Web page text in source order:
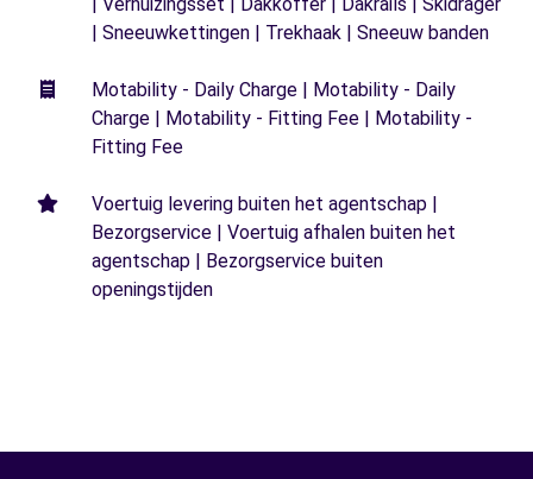
| Sneeuwkettingen | Trekhaak | Sneeuw banden
Motability - Daily Charge | Motability - Daily
Charge | Motability - Fitting Fee | Motability -
Fitting Fee
Voertuig levering buiten het agentschap |
Bezorgservice | Voertuig afhalen buiten het
agentschap | Bezorgservice buiten
openingstijden